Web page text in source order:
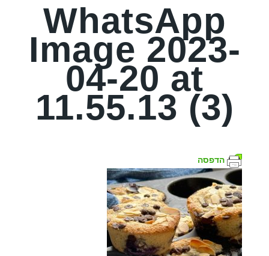
WhatsApp
Image 2023-
04-20 at
11.55.13 (3)
הדפסה